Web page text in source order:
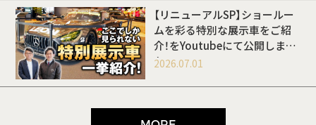
【リニューアルSP】ショールー
ムを彩る特別な展示車をご紹
介！をYoutubeにて公開しまし
た
2026.07.01